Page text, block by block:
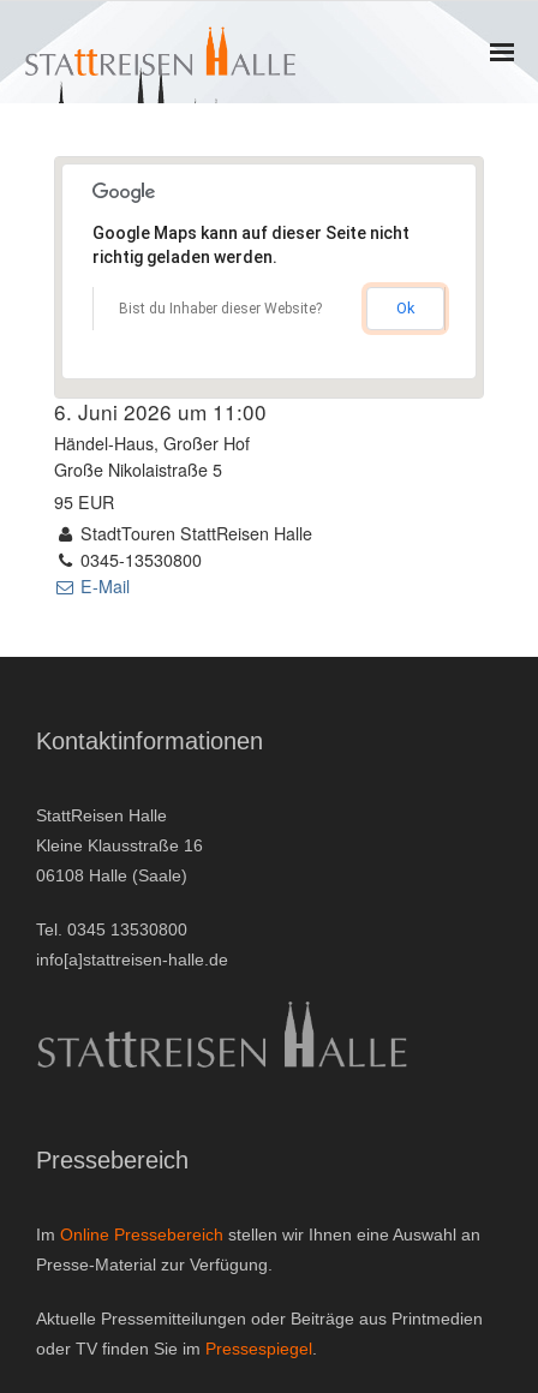
Gruppen
- Private Gruppen
- Kinder und Jugendliche
Führungen & Rundgänge
- Erlebnisführungen & Touren
- Kulinarische Stadtführungen
- Stadtspiele-Outdoor Games
- Weihnachtsangebote
- Geschenksets
Über StattReisen
Google Maps kann auf dieser Seite nicht
richtig geladen werden.
Bist du Inhaber dieser Website? Ok
6. Juni 2026 um 11:00
Händel-Haus, Großer Hof
Große Nikolaistraße 5
95 EUR
StadtTouren StattReisen Halle
0345-13530800
E-Mail
Kontaktinformationen
StattReisen Halle
Kleine Klausstraße 16
06108 Halle (Saale)
Tel. 0345 13530800
info[a]stattreisen-halle.de
Pressebereich
Im Online Pressebereich stellen wir Ihnen eine Auswahl an
Presse-Material zur Verfügung.
Aktuelle Pressemitteilungen oder Beiträge aus Printmedien
oder TV finden Sie im Pressespiegel.